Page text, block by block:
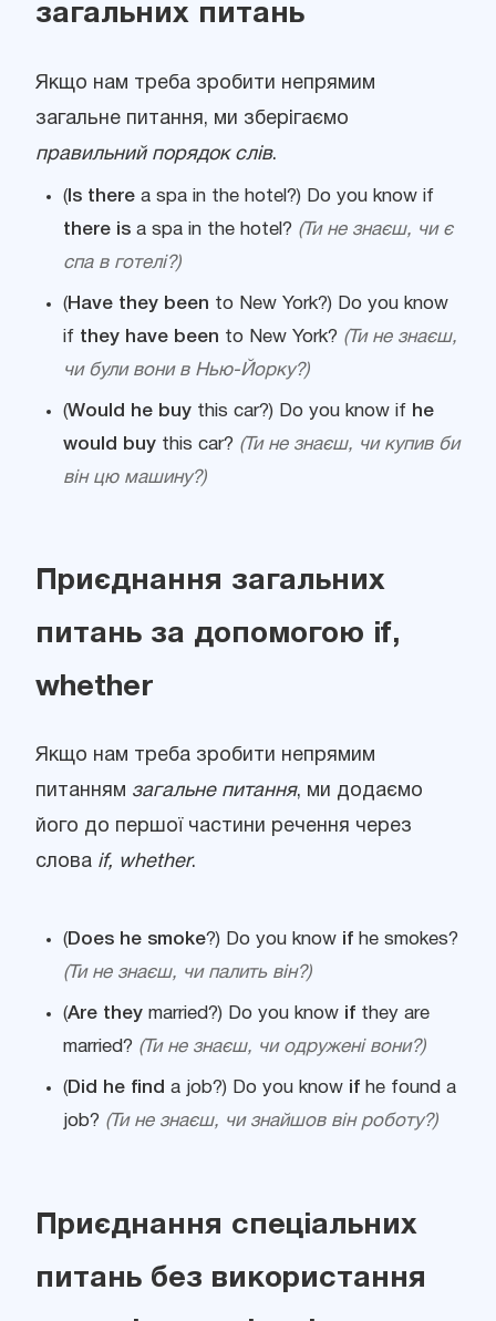
загальних питань
Якщо нам треба зробити непрямим
загальне питання, ми зберігаємо
правильний порядок слів.
( Is therea spa in the hotel?) Do you know if
there isa spa in the hotel? (Ти не знаєш, чи є
спа в готелі?)
( Have they been to New York?) Do you know
if they have been to New York? (Ти не знаєш,
чи були вони в Нью-Йорку?)
(Would he buy this car?) Do you know if he
would buy this car? (Ти не знаєш, чи купив би
він цю машину?)
Приєднання загальних
питань за допомогою if,
whether
Якщо нам треба зробити непрямим
питанням загальне питання, ми додаємо
його до першої частини речення через
слова if, whether.
( Does he smoke?) Do you know if he smokes?
(Ти не знаєш, чи палить він?)
(Are theymarried?) Do you know if they are
married? (Ти не знаєш, чи одружені вони?)
( Did he find a job?) Do you know if he found a
job? (Ти не знаєш, чи знайшов він роботу?)
Приєднання спеціальних
питань без використання